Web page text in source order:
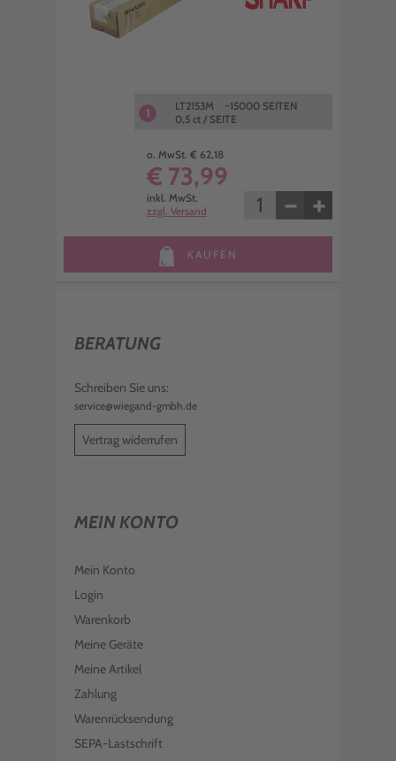
1
LT2153M ~15000 SEITEN
0,5 ct / SEITE
o. MwSt. € 62,18
€ 73,99
inkl. MwSt.
zzgl. Versand
− +
KAUFEN
BERATUNG
Schreiben Sie uns:
service@wiegand-gmbh.de
Vertrag widerrufen
MEIN KONTO
Mein Konto
Login
Warenkorb
Meine Geräte
Meine Artikel
Zahlung
Warenrücksendung
SEPA-Lastschrift